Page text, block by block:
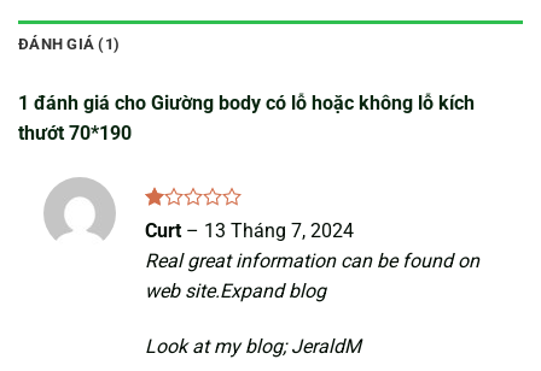
ĐÁNH GIÁ (1)
1 đánh giá cho Giường body có lỗ hoặc không lỗ kích
thướt 70*190
Được
hạng
1
5
Curt – 13 Tháng 7, 2024
Real great information can be found on
web site.Expand blog
Look at my blog;JeraldM